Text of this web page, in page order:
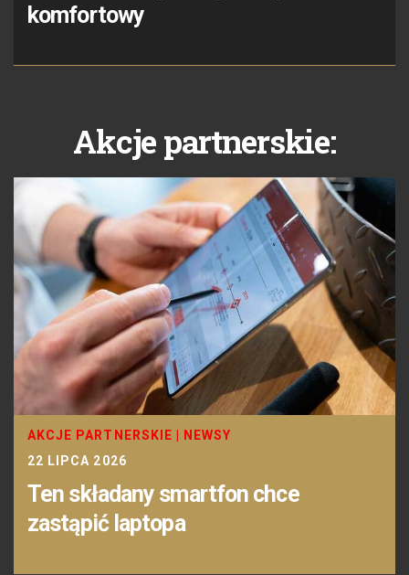
komfortowy
Akcje partnerskie:
AKCJE PARTNERSKIE
NEWSY
22 LIPCA 2026
Ten składany smartfon chce
zastąpić laptopa